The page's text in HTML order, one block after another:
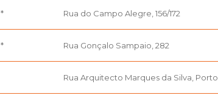
Rua do Campo Alegre, 156/172
Rua Gonçalo Sampaio, 282
Rua Arquitecto Marques da Silva, Porto